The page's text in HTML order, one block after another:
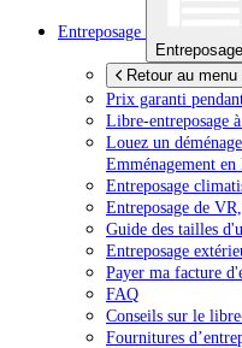
Entreposage
Entreposage
Retour au menu
Prix garanti
Libre-entreposage à
Louez un
Emménagement
Entreposage
Entreposage de
Guide des tailles
Entreposage
Payer ma facture
FAQ
Conseils sur le
Fournitures